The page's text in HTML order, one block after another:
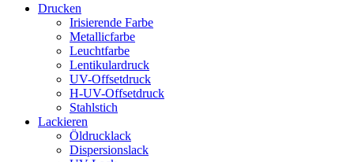
Drucken
Irisierende Farbe
Metallicfarbe
Leuchtfarbe
Lentikulardruck
UV-Offsetdruck
H-UV-Offsetdruck
Stahlstich
Lackieren
Öldrucklack
Dispersionslack